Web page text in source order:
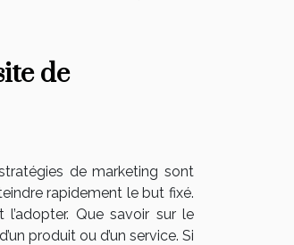
de
de marketing sont
rapidement le but fixé.
Que savoir sur le
produit ou d’un service. Si